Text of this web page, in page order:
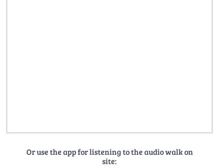
Or use the app for listening to the audio walk on
site: